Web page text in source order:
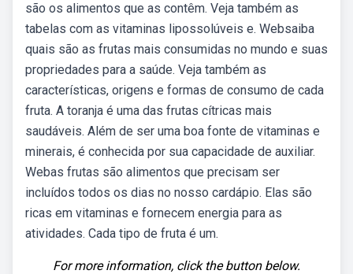
são os alimentos que as contêm. Veja também as
tabelas com as vitaminas lipossolúveis e. Websaiba
quais são as frutas mais consumidas no mundo e suas
propriedades para a saúde. Veja também as
características, origens e formas de consumo de cada
fruta. A toranja é uma das frutas cítricas mais
saudáveis. Além de ser uma boa fonte de vitaminas e
minerais, é conhecida por sua capacidade de auxiliar.
Webas frutas são alimentos que precisam ser
incluídos todos os dias no nosso cardápio. Elas são
ricas em vitaminas e fornecem energia para as
atividades. Cada tipo de fruta é um.
For more information, click the button below.